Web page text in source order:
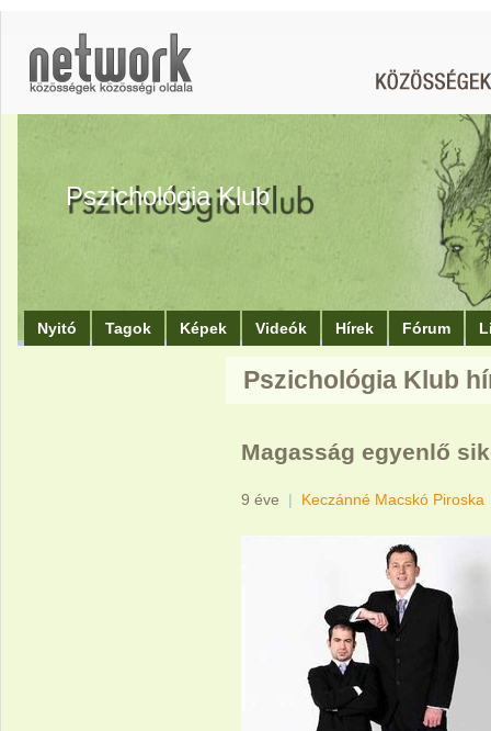
Pszichológia Klub
Nyitó Tagok Képek Videók Hírek Fórum
Pszichológia Klub
Magasság egyenlő
9 éve | Keczánné Macskó Piroska